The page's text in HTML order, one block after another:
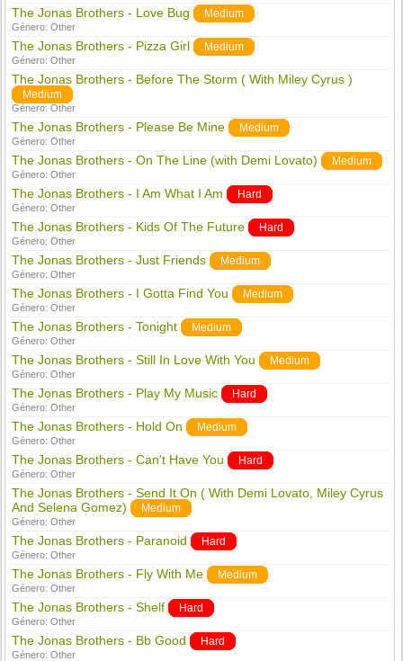
The Jonas Brothers - Love Bug Medium
Género:Other
The Jonas Brothers - Pizza Girl Medium
Género:Other
The Jonas Brothers - Before The Storm ( With Miley Cyrus )
Medium
Género:Other
The Jonas Brothers - Please Be Mine Medium
Género:Other
The Jonas Brothers - On The Line (with Demi Lovato) Medium
Género:Other
The Jonas Brothers - I Am What I Am Hard
Género:Other
The Jonas Brothers - Kids Of The Future Hard
Género:Other
The Jonas Brothers - Just Friends Medium
Género:Other
The Jonas Brothers - I Gotta Find You Medium
Género:Other
The Jonas Brothers - Tonight Medium
Género:Other
The Jonas Brothers - Still In Love With You Medium
Género:Other
The Jonas Brothers - Play My Music Hard
Género:Other
The Jonas Brothers - Hold On Medium
Género:Other
The Jonas Brothers - Can't Have You Hard
Género:Other
The Jonas Brothers - Send It On ( With Demi Lovato, Miley Cyrus
And Selena Gomez)
Medium
Género:Other
The Jonas Brothers - Paranoid Hard
Género:Other
The Jonas Brothers - Fly With Me Medium
Género:Other
The Jonas Brothers - Shelf Hard
Género:Other
The Jonas Brothers - Bb Good Hard
Género:Other